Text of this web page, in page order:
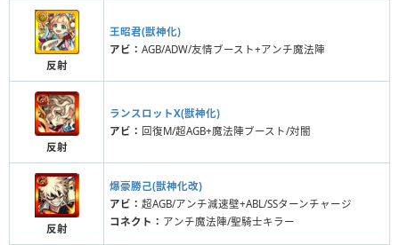
反射
王昭君(獣神化)
アビ： AGB/ADW/友情ブースト+アンチ魔法陣
反射
ランスロットX(獣神化)
アビ： 回復M/超AGB+魔法陣ブースト/対闇
反射
爆豪勝己(獣神化改)
アビ： 超AGB/アンチ減速壁+ABL/SSターンチャージ
コネクト： アンチ魔法陣/聖騎士キラー